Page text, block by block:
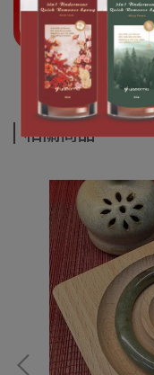
相關商品